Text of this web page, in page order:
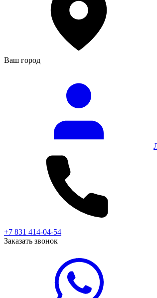
Ваш город
+7 831 414-04-54
Заказать звонок